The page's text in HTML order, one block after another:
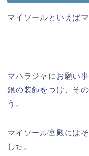
マイソールといえばマ
マハラジャにお願い
銀の装飾をつけ、そ
う。
マイソール宮殿には
した。